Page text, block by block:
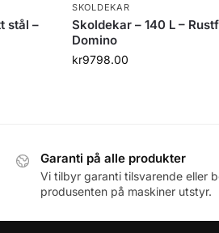
stål –
SKOLDEKAR
Skoldekar – 140 L –
Domino
kr9798.00
Garanti på alle produkter
Vi tilbyr garanti tilsvarende eller
produsenten på maskiner utstyr.